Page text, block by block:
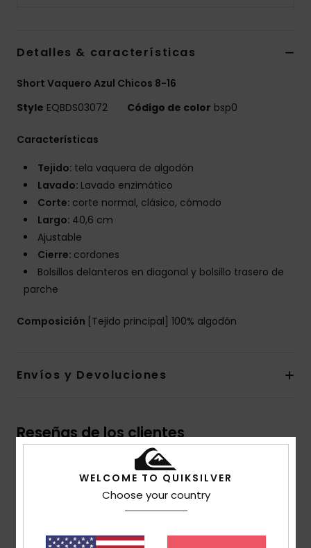
Detalles & características
Short Vaquero Azul Chicos 8-16
Style EQBDS03072 Código de color bsp0
Características
Tejido: tela vaquera de algodón
Lavado: Lavado enzimático
Corte: corte normal, clásico, cómodo
Largo: 40,6 cm
Ajustable
Cierre: cordones
Bolsillos delanteros en diagonal y bolsillo trasero de
parche
Composición [Tejido principal] 100% algodón
Envíos y Devoluciones
Reseñas de los clientes
Puntuación media
5.0
WELCOME TO QUIKSILVER
Choose your country